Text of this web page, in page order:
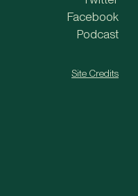
Facebook
Podcast
Site Credits